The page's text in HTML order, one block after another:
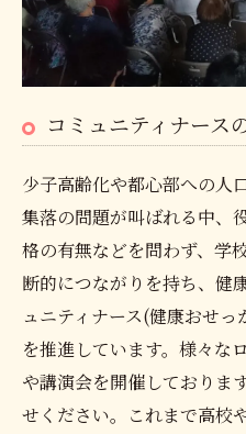
コミュニティナース
少子高齢化や都心部への人
集落の問題が叫ばれる中、
格の有無などを問わず、学
断的につながりを持ち、健
ュニティナース(健康おせ
を推進しています。様々な
や講演会を開催しておりま
せください。これまで高校